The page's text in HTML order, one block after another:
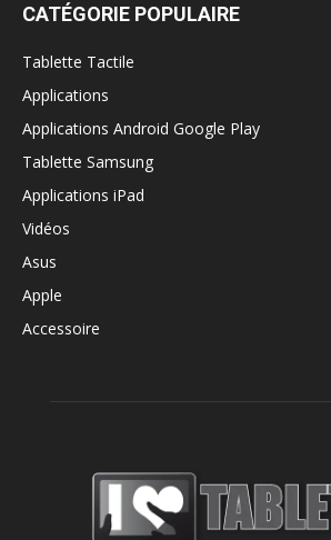
CATÉGORIE POPULAIRE
Tablette Tactile
Applications
Applications Android Google Play
Tablette Samsung
Applications iPad
Vidéos
Asus
Apple
Accessoire